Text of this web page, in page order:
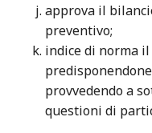
approva il
preventivo;
indice di norma
provvedendo a
questioni di